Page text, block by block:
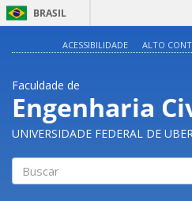
BRASIL
ACESSIBILIDADE ALTO
Faculdade de
Engenharia
UNIVERSIDADE FEDERAL DE